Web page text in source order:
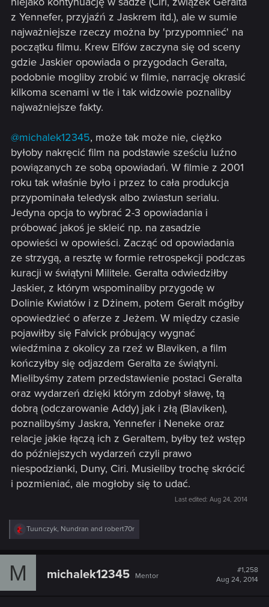
z Yennefer, przyjaźń z Jaskrem itd.), ale w sumie
najważniejsze rzeczy można by 'przypomnieć' na
początku filmu. Krew Elfów zaczyna się od sceny
gdzie Jaskier opowiada o przygodach Geralta,
podobnie mogliby zrobić w filmie, narrację okrasić
kilkoma scenami w tle i tak widzowie poznaliby
najważniejsze fakty.
@michalek12345, może tak może nie, ciężko
byłoby nakręcić film na podstawie sześciu luźno
powiązanych ze sobą opowiadań. W filmie z 2001
roku tak właśnie było i przez to cała produkcja
przypominała teledysk albo zwiastun serialu.
Jedyna opcja to wybrać 2-3 opowiadania i
próbować jakoś je skleić np. na zasadzie
opowieści w opowieści. Zacząć od opowiadania
ze strzygą, a resztę w formie retrospekcji podczas
kuracji w świątyni Militele. Geralta odwiedziłby
Jaskier, z którym wspominaliby przygodę w
Dolinie Kwiatów i z Dżinem, potem Geralt mógłby
opowiedzieć o aferze z Jeżem. W między czasie
pojawiłby się Falvick próbujący wygnać
wiedźmina z okolicy za rzeź w Blaviken, a film
kończyłby się odjazdem Geralta ze świątyni.
Mielibyśmy zatem przedstawienie postaci Geralta
oraz wydarzeń dzięki którym zdobył sławę, tą
dobrą (odczarowanie Addy) jak i złą (Blaviken),
poznalibyśmy Jaskra, Yennefer i Neneke oraz
relacje jakie łączą ich z Geraltem, byłby też wstęp
do późniejszych wydarzeń czyli prawo
niespodzianki, Duny, Ciri. Musieliby trochę skrócić
i pozmieniać, ale mogłoby się to udać.
Last edited: Aug 24, 2014
R
e
c
Tuunczyk, Nundran and robert70r
M michalek12345 Mentor
#1,258
Aug 24, 2014